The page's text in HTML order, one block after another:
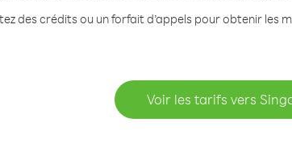
des crédits ou un forfait d’appels pour obtenir les
Voir les tarifs vers